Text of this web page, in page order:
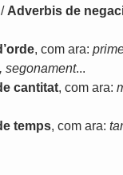
/ Adverbis de
’orde, com ara:
, segonament...
cantitat, com ara:
temps, com ara: